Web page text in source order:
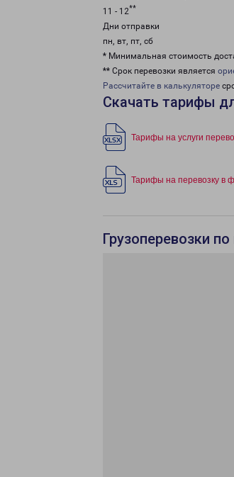
11 - 12**
Дни отправки
пн, вт, пт, сб
* Минимальная стоимость
** Срок перевозки является
Рассчитайте в калькуляторе
Скачать тарифы
Тарифы на услуги
Тарифы на перевозку в
Грузоперевозки